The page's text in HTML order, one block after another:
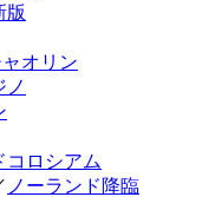
版
オリン
ノ
コロシアム
ノーランド降臨